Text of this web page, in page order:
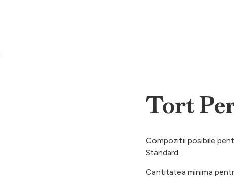
Tort
Compozitii posibile
Standard.
Cantitatea minima